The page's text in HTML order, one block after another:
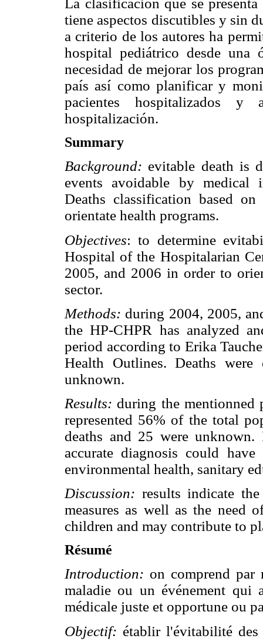
La clasificación que se
tiene aspectos discutibles y sin
a criterio de los autores ha
hospital pediátrico desde una
necesidad de mejorar los
país así como planificar y
pacientes hospitalizados
hospitalización.
Summary
Background: evitable death is
events avoidable by medical
Deaths classification based
orientate health programs.
Objectives: to determine
Hospital of the Hospitalarian
2005, and 2006 in order to
sector.
Methods: during 2004, 2005,
the HP-CHPR has analyzed
period according to Erika
Health Outlines. Deaths were
unknown.
Results: during the mentionned
represented 56% of the total
deaths and 25 were unknown.
accurate diagnosis could
environmental health, sanitary
Discussion: results indicate
measures as well as the need
children and may contribute to
Résumé
Introduction: on comprend par
maladie ou un événement qui
médicale juste et opportune ou
Objectif: établir l'évitabilité